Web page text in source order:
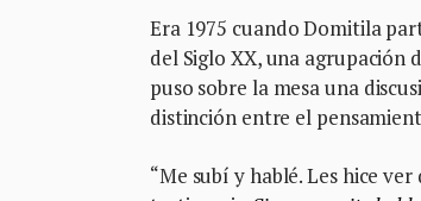
Era 1975 cuando Domitila
del Siglo XX, una agrupación
puso sobre la mesa una
distinción entre el
“Me subí y hablé. Les hice